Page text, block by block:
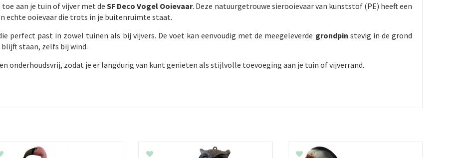
aan je tuin of vijver met deSF Deco Vogel Ooievaar. Deze natuurgetrouwe sierooievaar van kunststof (PE) heeft een
echte ooievaar die trots in je buitenruimte staat.
perfect past in zowel tuinen als bij vijvers. De voet kan eenvoudig met de meegeleverde grondpin stevig in de grond
staan, zelfs bij wind.
onderhoudsvrij, zodat je er langdurig van kunt genieten als stijlvolle toevoeging aan je tuin of vijverrand.